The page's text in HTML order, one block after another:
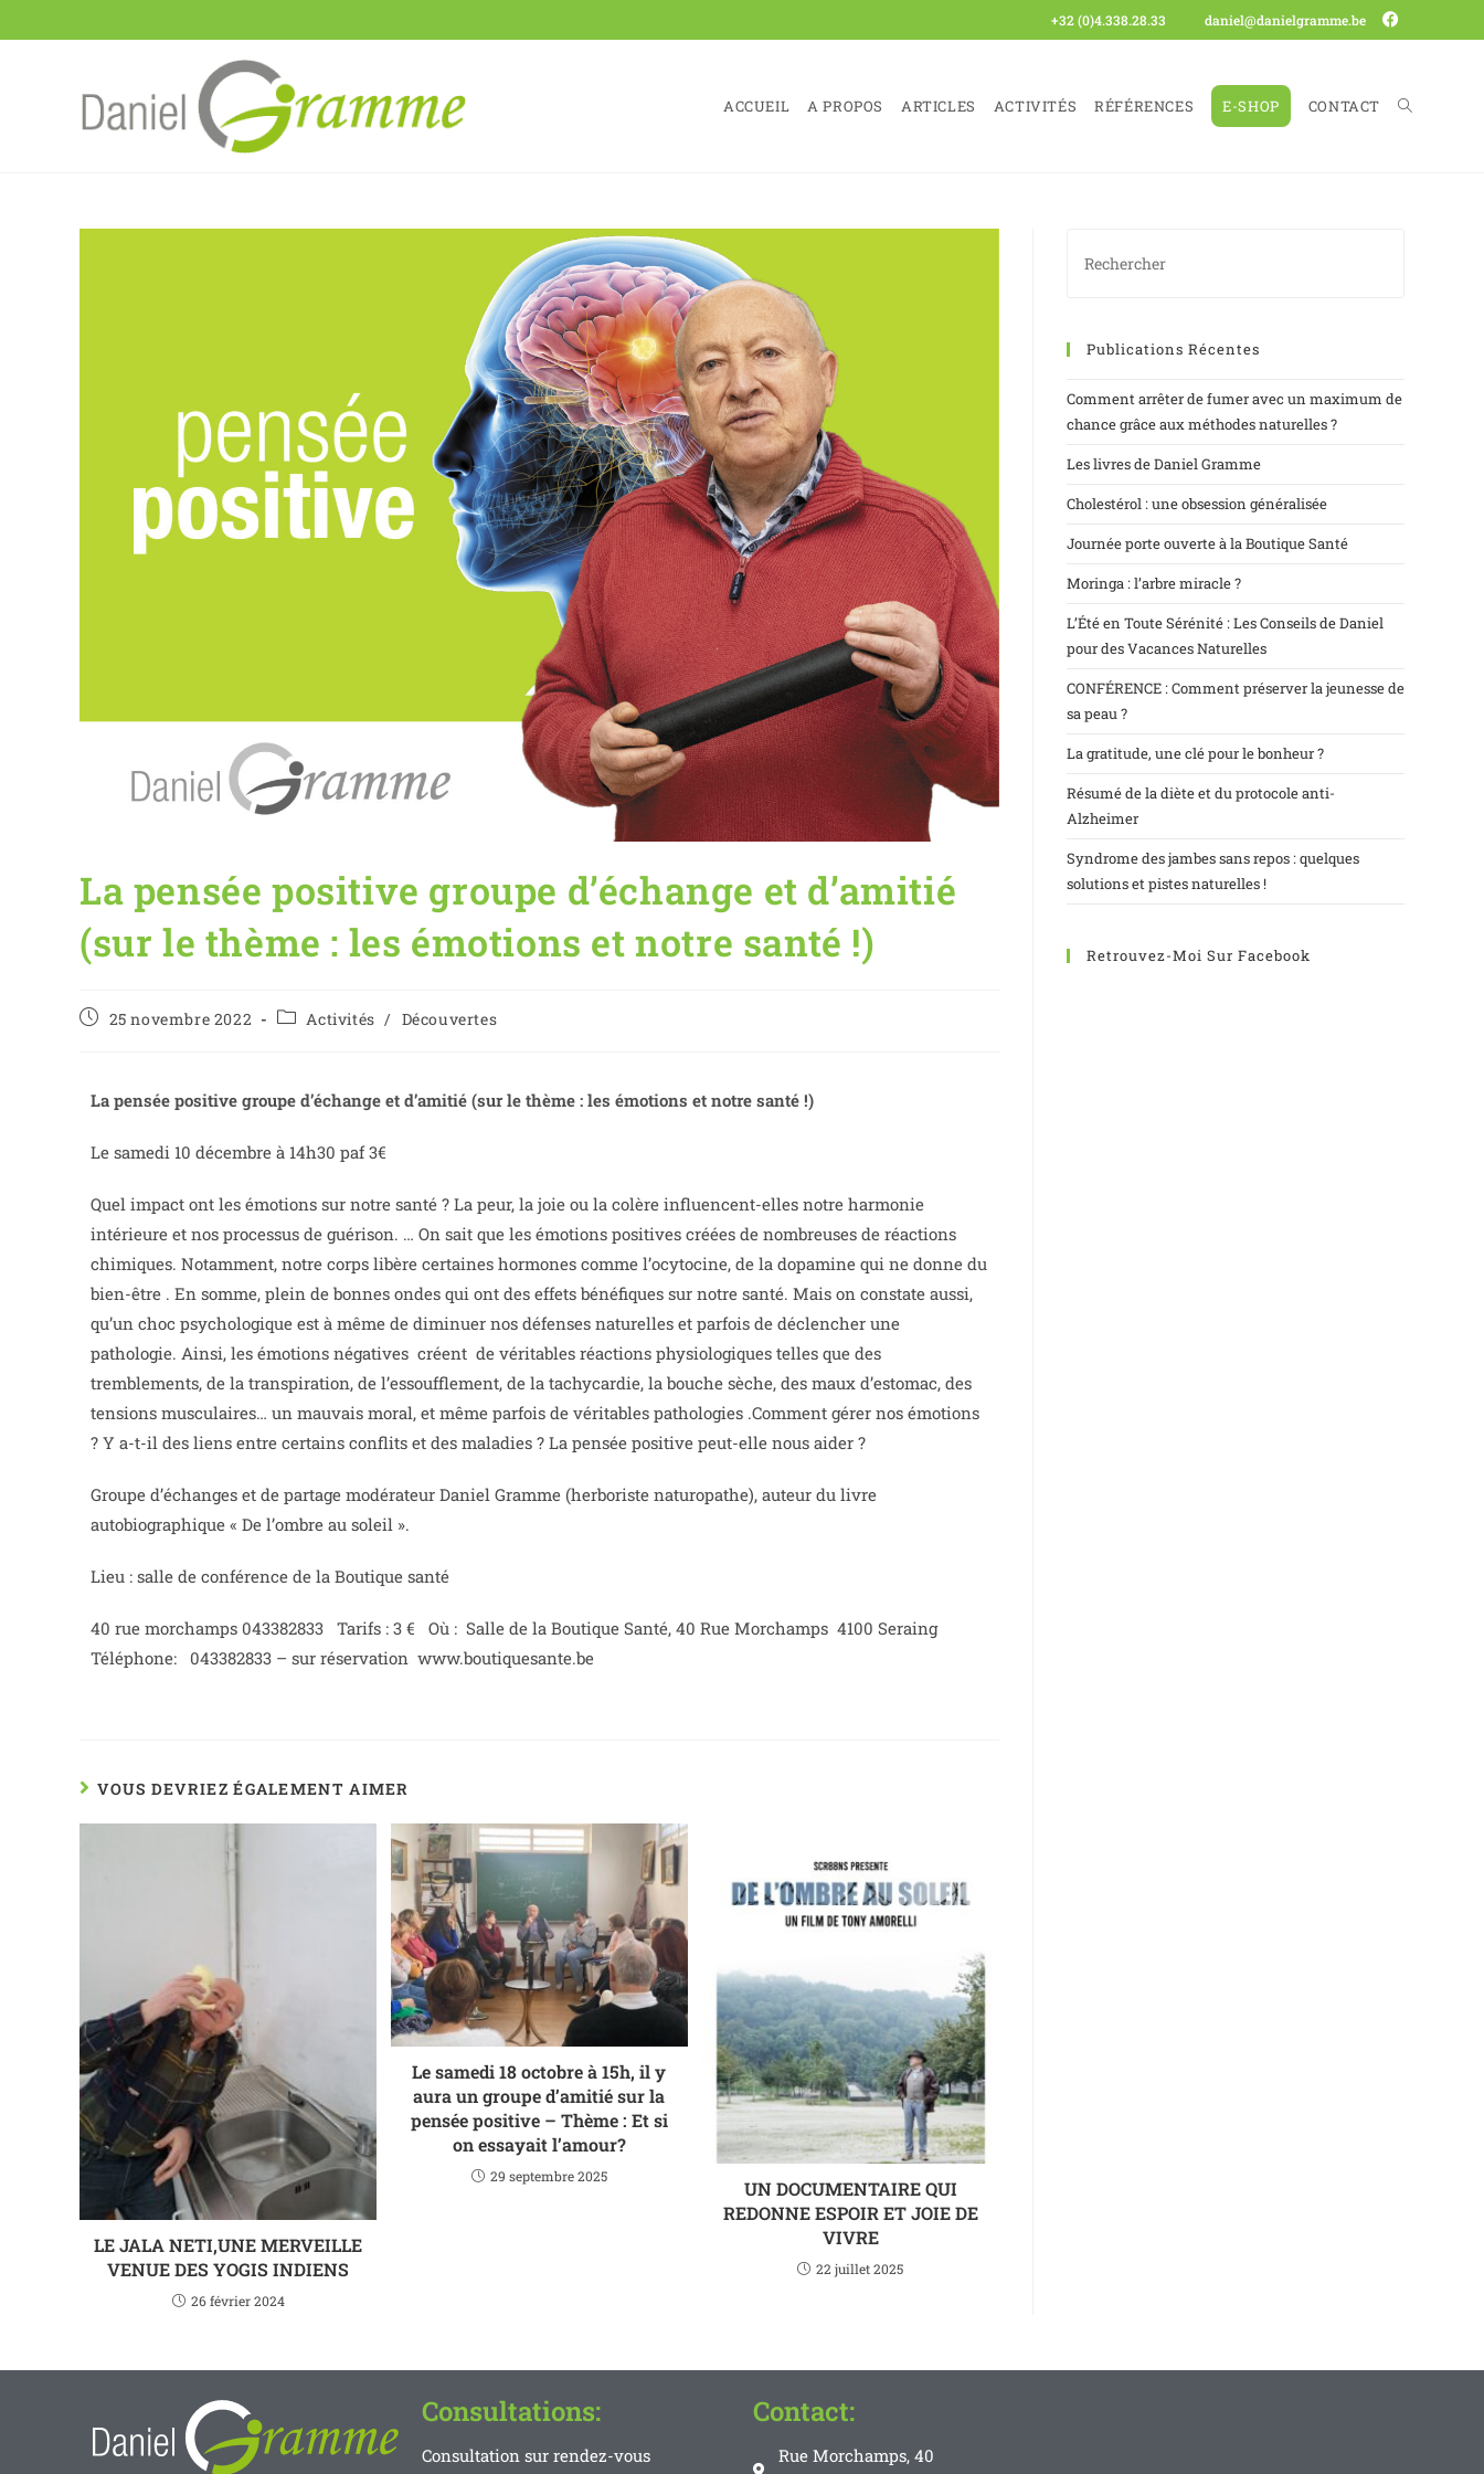
+32 (0)4.338.28.33 daniel@danielgramme.be
ACCUEIL A PROPOS ARTICLES ACTIVITÉS RÉFÉRENCES E-SHOP CONTACT
La pensée positive groupe d’échange et d’amitié
(sur le thème : les émotions et notre santé !)
25 novembre 2022 Activités / Découvertes
La pensée positive groupe d’échange et d’amitié (sur le thème : les émotions et notre santé !)
Le samedi 10 décembre à 14h30 paf 3€
Quel impact ont les émotions sur notre santé ? La peur, la joie ou la colère influencent-elles notre harmonie
intérieure et nos processus de guérison. … On sait que les émotions positives créées de nombreuses de réactions
chimiques. Notamment, notre corps libère certaines hormones comme l’ocytocine, de la dopamine qui ne donne du
bien-être . En somme, plein de bonnes ondes qui ont des effets bénéfiques sur notre santé. Mais on constate aussi,
qu’un choc psychologique est à même de diminuer nos défenses naturelles et parfois de déclencher une
pathologie. Ainsi, les émotions négatives créent de véritables réactions physiologiques telles que des
tremblements, de la transpiration, de l’essoufflement, de la tachycardie, la bouche sèche, des maux d’estomac, des
tensions musculaires… un mauvais moral, et même parfois de véritables pathologies .Comment gérer nos émotions
? Y a-t-il des liens entre certains conflits et des maladies ? La pensée positive peut-elle nous aider ?
Groupe d’échanges et de partage modérateur Daniel Gramme (herboriste naturopathe), auteur du livre
autobiographique « De l’ombre au soleil ».
Lieu : salle de conférence de la Boutique santé
40 rue morchamps 043382833 Tarifs : 3 € Où : Salle de la Boutique Santé, 40 Rue Morchamps 4100 Seraing
Téléphone: 043382833 – sur réservation www.boutiquesante.be
VOUS DEVRIEZ ÉGALEMENT AIMER
LE JALA NETI,UNE MERVEILLE
VENUE DES YOGIS INDIENS
26 février 2024
Le samedi 18 octobre à 15h, il y
aura un groupe d’amitié sur la
pensée positive – Thème : Et si
on essayait l’amour?
29 septembre 2025
UN DOCUMENTAIRE QUI
REDONNE ESPOIR ET JOIE DE
VIVRE
22 juillet 2025
Publications Récentes
Comment arrêter de fumer avec un maximum de
chance grâce aux méthodes naturelles ?
Les livres de Daniel Gramme
Cholestérol : une obsession généralisée
Journée porte ouverte à la Boutique Santé
Moringa : l’arbre miracle ?
L’Été en Toute Sérénité : Les Conseils de Daniel
pour des Vacances Naturelles
CONFÉRENCE : Comment préserver la jeunesse de
sa peau ?
La gratitude, une clé pour le bonheur ?
Résumé de la diète et du protocole anti-
Alzheimer
Syndrome des jambes sans repos : quelques
solutions et pistes naturelles !
Retrouvez-Moi Sur Facebook
Consultations:
Consultation sur rendez-vous
Contact:
Rue Morchamps, 40